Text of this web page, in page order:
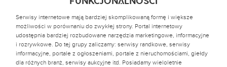
Serwisy internetowe mają bardziej skomplikowaną formę i większe
możliwości w porównaniu do zwykłej strony. Portal internetowy
udostępnia bardziej rozbudowane narzędzia marketingowe, informacyjne
i rozrywkowe. Do tej grupy zaliczamy: serwisy randkowe, serwisy
informacyjne, portale z ogłoszeniami, portale z nieruchomościami, giełdy
dla różnych branż, serwisy aukcyjne itd. Posiadamy wieloletnie